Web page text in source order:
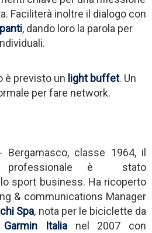
Faciliterà inoltre il dialogo con
, dando loro la parola per
è previsto un light buffet. Un
per fare network.
- Bergamasco, classe 1964, il
professionale è stato
sport business. Ha ricoperto
& communications Manager
Spa, nota per le biciclette da
Garmin Italia nel 2007 con